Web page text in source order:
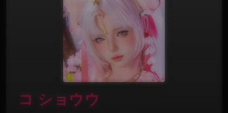
コ ショウウ